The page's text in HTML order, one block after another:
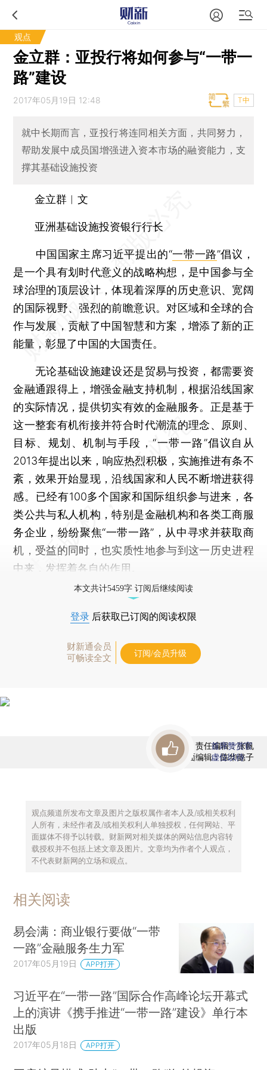
观点
金立群：亚投行将如何参与“一带一
路”建设
2017年05月19日 12:48 T中
就中长期而言，亚投行将连同相关方面，共同努力，
帮助发展中成员国增强进入资本市场的融资能力，支
撑其基础设施投资
金立群︱文
亚洲基础设施投资银行行长
中国国家主席习近平提出的“一带一路”倡议，
是一个具有划时代意义的战略构想，是中国参与全
球治理的顶层设计，体现着深厚的历史意识、宽阔
的国际视野、强烈的前瞻意识。对区域和全球的合
作与发展，贡献了中国智慧和方案，增添了新的正
能量，彰显了中国的大国责任。
无论基础设施建设还是贸易与投资，都需要资
金融通跟得上，增强金融支持机制，根据沿线国家
的实际情况，提供切实有效的金融服务。正是基于
这一整套有机衔接并符合时代潮流的理念、原则、
目标、规划、机制与手段，“一带一路”倡议自从
2013年提出以来，响应热烈积极，实施推进有条不
紊，效果开始显现，沿线国家和人民不断增进获得
感。已经有100多个国家和国际组织参与进来，各
类公共与私人机构，特别是金融机构和各类工商服
务企业，纷纷聚焦“一带一路”，从中寻求并获取商
机，受益的同时，也实质性地参与到这一历史进程
中来，发挥着各自的作用。
本文共计5459字 订阅后继续阅读
登录 后获取已订阅的阅读权限
财新通会员
可畅读全文
订阅/会员升级
责任编辑：张帆
版面编辑：陈华懿子
首席赞赏官
虚位以待
观点频道所发布文章及图片之版权属作者本人及/或相关权利
人所有，未经作者及/或相关权利人单独授权，任何网站、平
面媒体不得予以转载。财新网对相关媒体的网站信息内容转
载授权并不包括上述文章及图片。文章均为作者个人观点，
不代表财新网的立场和观点。
相关阅读
易会满：商业银行要做“一带
一路”金融服务生力军
2017年05月19日 APP打开
习近平在“一带一路”国际合作高峰论坛开幕式
上的演讲《携手推进“一带一路”建设》单行本
出版
2017年05月18日 APP打开